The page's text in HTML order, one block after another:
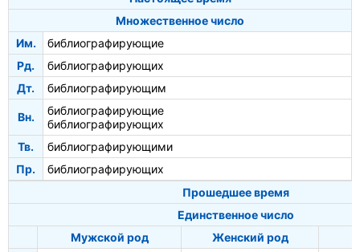
Множественное число
Им.
библиографирующие
Рд.
библиографирующих
Дт.
библиографирующим
Вн.
библиографирующие
библиографирующих
Тв.
библиографирующими
Пр.
библиографирующих
Прошедшее время
Единственное число
Мужской род
Женский род